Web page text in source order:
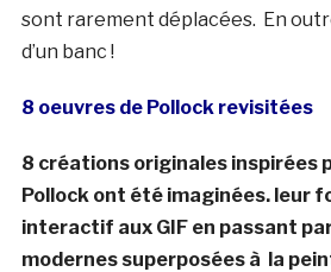
sont rarement déplacées. En
d’un banc !
8 oeuvres de Pollock revisitées
8 créations originales inspirées
Pollock ont été imaginées. leur
interactif aux GIF en passant
modernes superposées à la